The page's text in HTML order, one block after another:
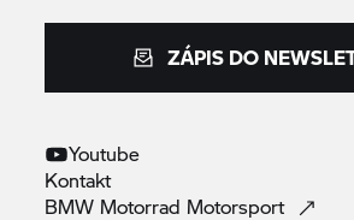
ZÁPIS DO
Youtube
Kontakt
BMW Motorrad Motorsport